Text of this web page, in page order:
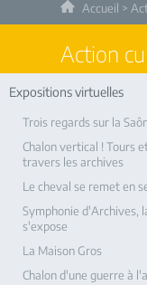
Accueil >
Action
Expositions virtuelles
Trois regards sur la
Chalon vertical ! Tours
travers les archives
Le cheval se remet en
Symphonie d'Archives,
s'expose
La Maison Gros
Chalon d'une guerre à